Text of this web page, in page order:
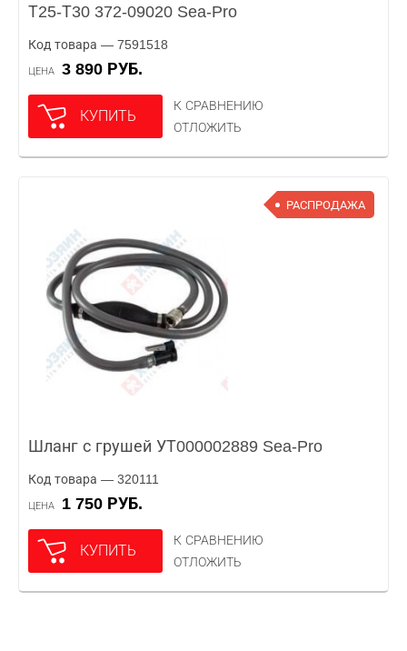
Т25-Т30 372-09020 Sea-Pro
Код товара — 7591518
ЦЕНА 3 890 РУБ.
КУПИТЬ
К СРАВНЕНИЮ
ОТЛОЖИТЬ
РАСПРОДАЖА
Шланг с грушей УТ000002889 Sea-Pro
Код товара — 320111
ЦЕНА 1 750 РУБ.
КУПИТЬ
К СРАВНЕНИЮ
ОТЛОЖИТЬ